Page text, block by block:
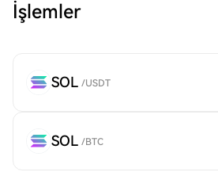
İşlemler
SOL /USDT
SOL /BTC